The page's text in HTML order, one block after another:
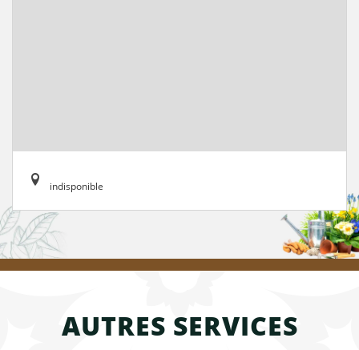
indisponible
AUTRES SERVICES